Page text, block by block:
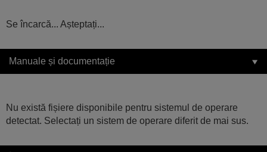
Se încarcă... Așteptați...
Manuale și documentație
Nu există fișiere disponibile pentru sistemul de operare
detectat. Selectați un sistem de operare diferit de mai sus.